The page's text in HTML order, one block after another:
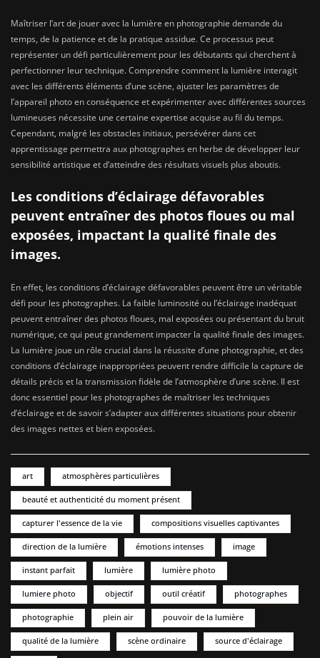
Maîtriser l’art de jouer avec la lumière en photographie demande du
temps, de la patience et de la pratique assidue. Ce processus peut
représenter un défi particulièrement pour les débutants qui cherchent à
perfectionner leur technique. Comprendre comment la lumière interagit
avec les différents éléments d’une scène, ajuster les paramètres de
l’appareil photo en conséquence et expérimenter avec différentes sources
lumineuses nécessite une certaine expertise acquise au fil du temps.
Cependant, malgré les obstacles initiaux, persévérer dans cet
apprentissage permettra aux photographes en herbe de développer leur
sensibilité artistique et d’atteindre des résultats visuels plus aboutis.
Les conditions d’éclairage défavorables
peuvent entraîner des photos floues ou mal
exposées, impactant la qualité finale des
images.
En effet, les conditions d’éclairage défavorables peuvent être un véritable
défi pour les photographes. La faible luminosité ou l’éclairage inadéquat
peuvent entraîner des photos floues, mal exposées ou présentant du bruit
numérique, ce qui peut grandement impacter la qualité finale des images.
La lumière joue un rôle crucial dans la réussite d’une photographie, et des
conditions d’éclairage inappropriées peuvent rendre difficile la capture de
détails précis et la transmission fidèle de l’atmosphère d’une scène. Il est
donc essentiel pour les photographes de maîtriser les techniques
d’éclairage et de savoir s’adapter aux différentes situations pour obtenir
des images nettes et bien exposées.
art atmosphères particulières
beauté et authenticité du moment présent
capturer l'essence de la vie compositions visuelles captivantes
direction de la lumière émotions intenses image
instant parfait lumière lumière photo
lumiere photo objectif outil créatif photographes
photographie plein air pouvoir de la lumière
qualité de la lumière scène ordinaire source d'éclairage